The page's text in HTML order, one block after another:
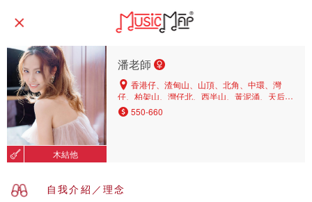
木結他
潘老師
香港仔、渣甸山、山頂、北角、中環、灣
仔、柏架山、灣仔北、西半山、黃泥涌、天后、
東半山、跑馬地、銅鑼灣、中區、堅尼地城、鰂
魚涌、北角半山
550-660
自我介紹／理念